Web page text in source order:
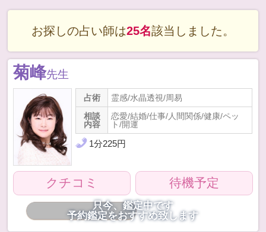
お探しの占い師は25名該当しました。
菊峰先生
占術
霊感/水晶透視/周易
相談
内容
恋愛/結婚/仕事/人間関係/健康/ペッ
ト/開運
1分225円
クチコミ 待機予定
只今、鑑定中です
予約鑑定をおすすめ致します